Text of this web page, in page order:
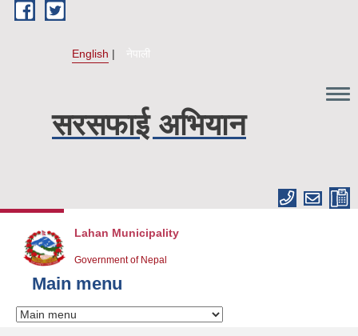
Skip to main content
English नेपाली
सरसफाई अभियान
Lahan Municipality
Government of Nepal
Main menu